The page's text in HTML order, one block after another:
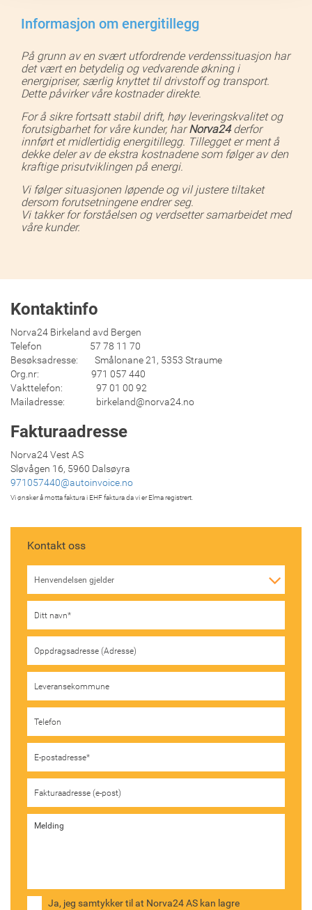
Informasjon om energitillegg
På grunn av en svært utfordrende verdenssituasjon har
det vært en betydelig og vedvarende økning i
energipriser, særlig knyttet til drivstoff og transport.
Dette påvirker våre kostnader direkte.
For å sikre fortsatt stabil drift, høy leveringskvalitet og
forutsigbarhet for våre kunder, harNorva24derfor
innført et midlertidig energitillegg. Tillegget er ment å
dekke deler av de ekstra kostnadene som følger av den
kraftige prisutviklingen på energi.
Vi følger situasjonen løpende og vil justere tiltaket
dersom forutsetningene endrer seg.
Vi takker for forståelsen og verdsetter samarbeidet med
våre kunder.
Kontaktinfo
Norva24 Birkeland avd Bergen
Telefon 57 78 11 70
Besøksadresse: Smålonane 21, 5353 Straume
Org.nr: 971 057 440
Vakttelefon: 97 01 00 92
Mailadresse: birkeland@norva24.no
Fakturaadresse
Norva24 Vest AS
Sløvågen 16, 5960 Dalsøyra
971057440@autoinvoice.no
Vi ønsker å motta faktura i EHF faktura da vi er Elma registrert.
Kontakt oss
Ja, jeg samtykker til at Norva24 AS kan lagre